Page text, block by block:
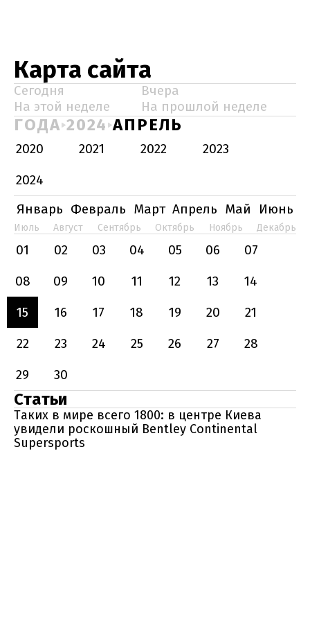
Карта сайта
Сегодня
Вчера
На этой неделе
На прошлой неделе
ГОДА 2024 АПРЕЛЬ
2020 2021 2022
2023
2024
Январь Февраль Март Апрель Май Июнь
Июль Август Сентябрь Октябрь Ноябрь Декабрь
01 02 03 04 05 06
07
08
09 10 11 12 13
14
15
16 17 18 19 20
21
22
23 24 25 26 27
28
29
30
Статьи
Таких в мире всего 1800: в центре Киева
увидели роскошный Bentley Continental
Supersports